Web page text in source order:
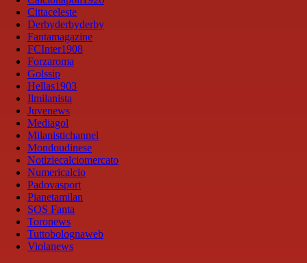
Cittaceleste
Derbyderbyderby
Fantamagazine
FCInter1908
Forzaroma
Golssip
Hellas1903
Ilmilanista
Juvenews
Mediagol
Milanistichannel
Mondoudinese
Notiziecalciomercato
Numericalcio
Padovasport
Pianetamilan
SOS Fanta
Toronews
Tuttobolognaweb
Violanews